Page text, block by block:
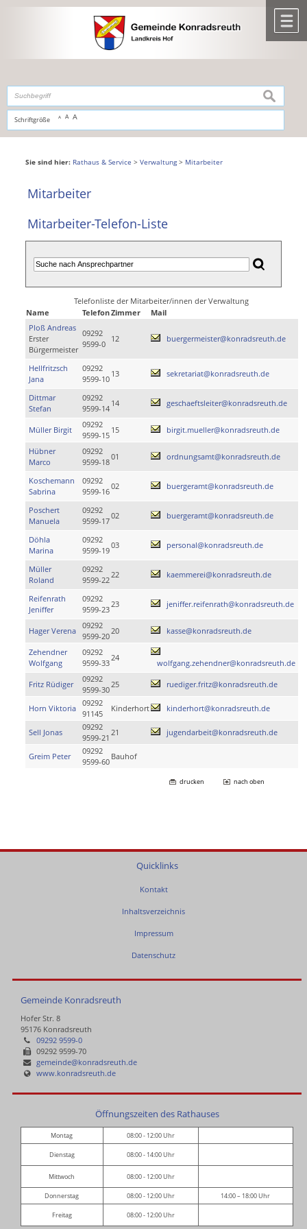
,zur Navigationoderzur Startseitespringen.
Schriftgröße A A A
suchen
Sie sind hier: Rathaus & Service > Verwaltung> Mitarbeiter
Mitarbeiter
Mitarbeiter-Telefon-Liste
Telefonliste der Mitarbeiter/innen der Verwaltung
Name
TelefonZimmer
Mail
Ploß Andreas
Erster
Bürgermeister
09292
9599-0
12 buergermeister@konradsreuth.de
Hellfritzsch
Jana
09292
9599-10
13 sekretariat@konradsreuth.de
Dittmar
Stefan
09292
9599-14
14 geschaeftsleiter@konradsreuth.de
Müller Birgit
09292
9599-15
15 birgit.mueller@konradsreuth.de
Hübner
Marco
09292
9599-18
01 ordnungsamt@konradsreuth.de
Koschemann
Sabrina
09292
9599-16
02 buergeramt@konradsreuth.de
Poschert
Manuela
09292
9599-17
02 buergeramt@konradsreuth.de
Döhla
Marina
09292
9599-19
03 personal@konradsreuth.de
Müller
Roland
09292
9599-22
22 kaemmerei@konradsreuth.de
Reifenrath
Jeniffer
09292
9599-23
23 jeniffer.reifenrath@konradsreuth.de
Hager Verena
09292
9599-20
20 kasse@konradsreuth.de
Zehendner
Wolfgang
09292
9599-33
24
wolfgang.zehendner@konradsreuth.de
Fritz Rüdiger
09292
9599-30
25 ruediger.fritz@konradsreuth.de
Horn Viktoria
09292
91145
Kinderhort kinderhort@konradsreuth.de
Sell Jonas
09292
9599-21
21 jugendarbeit@konradsreuth.de
Greim Peter
09292
9599-60
Bauhof
drucken nach oben
Quicklinks
Kontakt
Inhaltsverzeichnis
Impressum
Datenschutz
Gemeinde Konradsreuth
Hofer Str. 8
95176 Konradsreuth
09292 9599-0
09292 9599-70
gemeinde@konradsreuth.de
www.konradsreuth.de
Öffnungszeiten des Rathauses
Montag 08:00 - 12:00 Uhr
Dienstag 08:00 - 14:00 Uhr
Mittwoch 08:00 - 12:00 Uhr
Donnerstag 08:00 - 12:00 Uhr 14:00 – 18:00 Uhr
Freitag 08:00 - 12:00 Uhr